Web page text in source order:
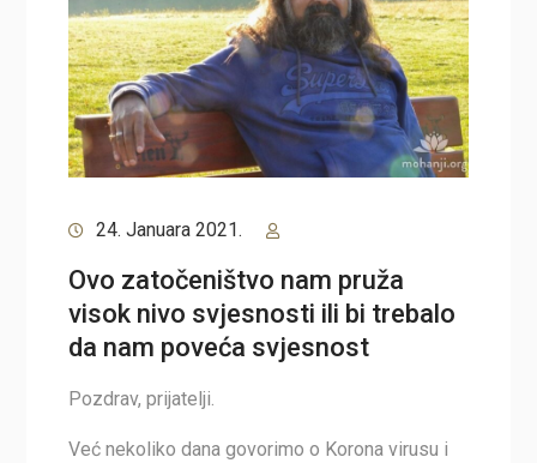
24. Januara 2021.
Ovo zatočeništvo nam pruža
visok nivo svjesnosti ili bi trebalo
da nam poveća svjesnost
Pozdrav, prijatelji.
Već nekoliko dana govorimo o Korona virusu i